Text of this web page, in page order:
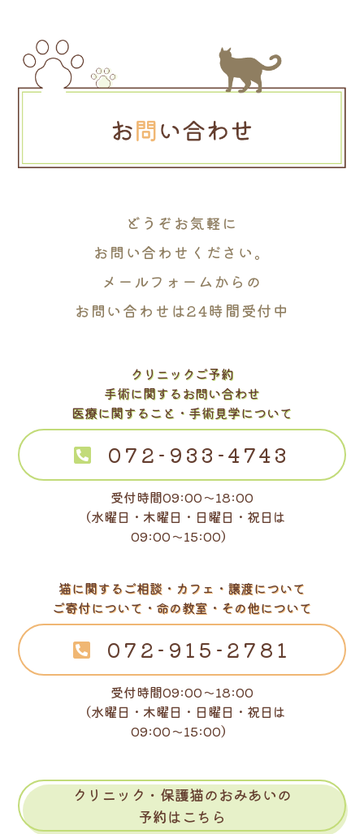
どうぞお気軽に
お問い合わせください。
メールフォームからの
お問い合わせは24時間受付中
クリニックご予約
手術に関するお問い合わせ
医療に関すること・手術見学について
072-933-4743
受付時間09:00～18:00
（水曜日・木曜日・日曜日・祝日は
09:00～15:00）
猫に関するご相談・カフェ・譲渡について
ご寄付について・命の教室・その他について
072-915-2781
受付時間09:00～18:00
（水曜日・木曜日・日曜日・祝日は
09:00～15:00）
クリニック・保護猫のおみあいの
予約はこちら